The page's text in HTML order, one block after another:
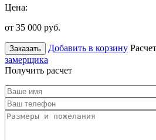
Цена:
от 35 000 руб.
Заказать Добавить в корзину
замерщика
Получить расчет